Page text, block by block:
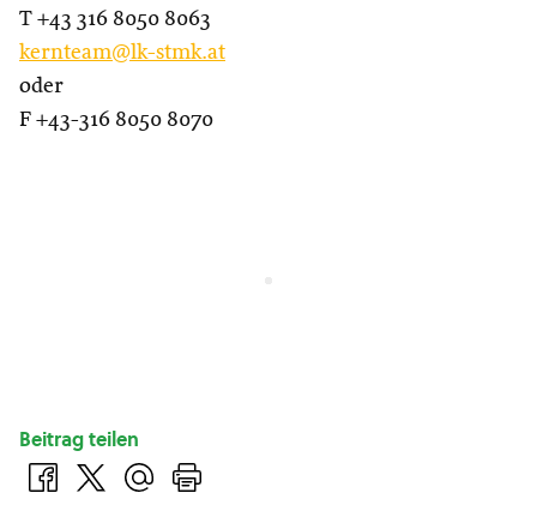
T +43 316 8050 8063
kernteam@lk-stmk.at
oder
F +43-316 8050 8070
Beitrag teilen